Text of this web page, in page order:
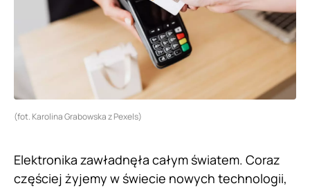
(fot. Karolina Grabowska z Pexels)
Elektronika zawładnęła całym światem. Coraz
częściej żyjemy w świecie nowych technologii,